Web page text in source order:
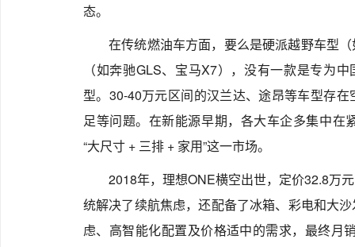
态。
在传统燃油车方面，要么是硬派越野车型
（如奔驰GLS、宝马X7），没有一款是专为
型。30-40万元区间的汉兰达、途昂等车型存
足等问题。在新能源早期，各大车企多集中
“大尺寸 + 三排 + 家用”这一市场。
2018年，理想ONE横空出世，定价32.8万
统解决了续航焦虑，还配备了冰箱、彩电和大
虑、高智能化配置及价格适中的需求，最终月